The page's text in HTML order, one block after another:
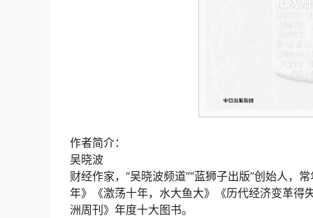
作者简介：
吴晓波
财经作家，“吴晓波频道”“蓝狮子出版”创始人，
年》《激荡十年，水大鱼大》《历代经济变革得
洲周刊》年度十大图书。